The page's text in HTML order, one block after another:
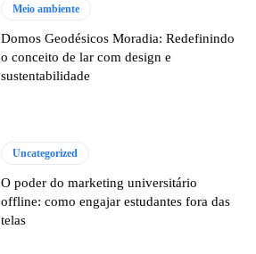
Meio ambiente
Domos Geodésicos Moradia: Redefinindo
o conceito de lar com design e
sustentabilidade
Uncategorized
O poder do marketing universitário
offline: como engajar estudantes fora das
telas